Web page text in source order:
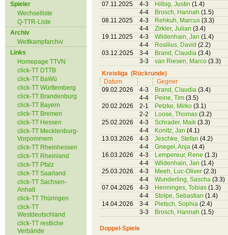
Spieler
Wechselliste
Q-TTR-Liste
Archiv
Wettkampfarchiv
Links
Homepage TTVN
click-TT DTTB
click-TT BaWü
click-TT Württemberg
click-TT Brandenburg
click-TT Bayern
click-TT Bremen
click-TT Hessen
click-TT Mecklenburg-
Vorpommern
click-TT Rheinhessen
click-TT Rheinland
click-TT Pfalz
click-TT Saarland
click-TT Sachsen-
Anhalt
click-TT Thüringen
click-TT
Westdeutschland
click-TT restliche
Verbände
07.11.2025
4-3 Hilbig, Justin (1.4)
4-4
Brosch, Hannah (1.5)
08.11.2025
4-3 Rehkuh, Marcus (3.3)
4-4
Zirkler, Julian (3.4)
19.11.2025
4-3 Wildenhain, Jan (1.4)
4-4
Rosilius, David (2.2)
03.12.2025
3-4 Brand, Claudia (3.4)
3-3
van Riesen, Marco (3.3)
Kreisliga (Rückrunde)
Datum
Gegner
09.02.2026
4-3 Brand, Claudia (3.4)
4-4
Peine, Tim (3.5)
20.02.2026
2-1 Petzke, Mirko (3.1)
2-2
Loose, Thomas (3.2)
25.02.2026
4-3 Schrader, Maik (3.3)
4-4
Konitz, Jan (4.1)
13.03.2026
4-3 Jeschke, Stefan (4.2)
4-4
Gnegel, Anja (4.4)
16.03.2026
4-3 Lempereur, Rene (1.3)
4-4
Wildenhain, Jan (1.4)
25.03.2026
4-3 Meeh, Luc-Oliver (2.3)
4-4
Wunderling, Sascha (3.3)
07.04.2026
4-3 Henninges, Tobias (1.3)
4-4
Stolpe, Sebastian (1.4)
14.04.2026
3-4 Pietsch, Sophia (2.4)
3-3
Brosch, Hannah (1.5)
Doppel-Spiele